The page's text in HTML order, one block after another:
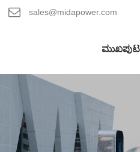
sales@midapower.com
ಮುಖಪುಟ